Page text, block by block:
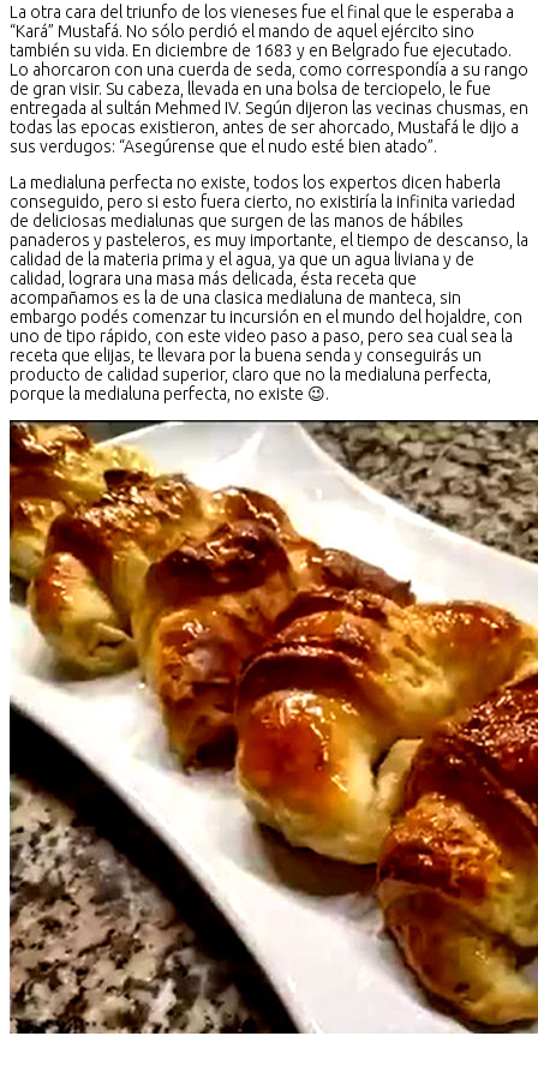
La otra cara del triunfo de los vieneses fue el final que le esperaba a
“Kará” Mustafá. No sólo perdió el mando de aquel ejército sino
también su vida. En diciembre de 1683 y en Belgrado fue ejecutado.
Lo ahorcaron con una cuerda de seda, como correspondía a su rango
de gran visir. Su cabeza, llevada en una bolsa de terciopelo, le fue
entregada al sultán Mehmed IV. Según dijeron las vecinas chusmas, en
todas las epocas existieron, antes de ser ahorcado, Mustafá le dijo a
sus verdugos: “Asegúrense que el nudo esté bien atado”.
La medialuna perfecta no existe, todos los expertos dicen haberla
conseguido, pero si esto fuera cierto, no existiría la infinita variedad
de deliciosas medialunas que surgen de las manos de hábiles
panaderos y pasteleros, es muy importante, el tiempo de descanso, la
calidad de la materia prima y el agua, ya que un agua liviana y de
calidad, lograra una masa más delicada, ésta receta que
acompañamos es la de una clasica medialuna de manteca, sin
embargo podés comenzar tu incursión en el mundo del hojaldre, con
uno de tipo rápido, con este video paso a paso, pero sea cual sea la
receta que elijas, te llevara por la buena senda y conseguirás un
producto de calidad superior, claro que no la medialuna perfecta,
porque la medialuna perfecta, no existe 😉.